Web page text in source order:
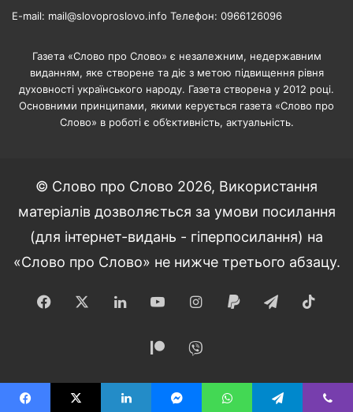
E-mail: mail@slovoproslovo.info Телефон: 0966126096
Газета «Слово про Слово» є незалежним, недержавним
виданням, яке створене та діє з метою підвищення рівня
духовності українського народу. Газета створена у 2012 році.
Основними принципами, якими керується газета «Слово про
Слово» в роботі є об’єктивність, актуальність.
© Слово про Слово 2026, Використання
матеріалів дозволяється за умови посилання
(для інтернет-видань - гіперпосилання) на
«Слово про Слово» не нижче третього абзацу.
Facebook LinkedInYouTubeInstagram
Paypal Telegram
Patreon